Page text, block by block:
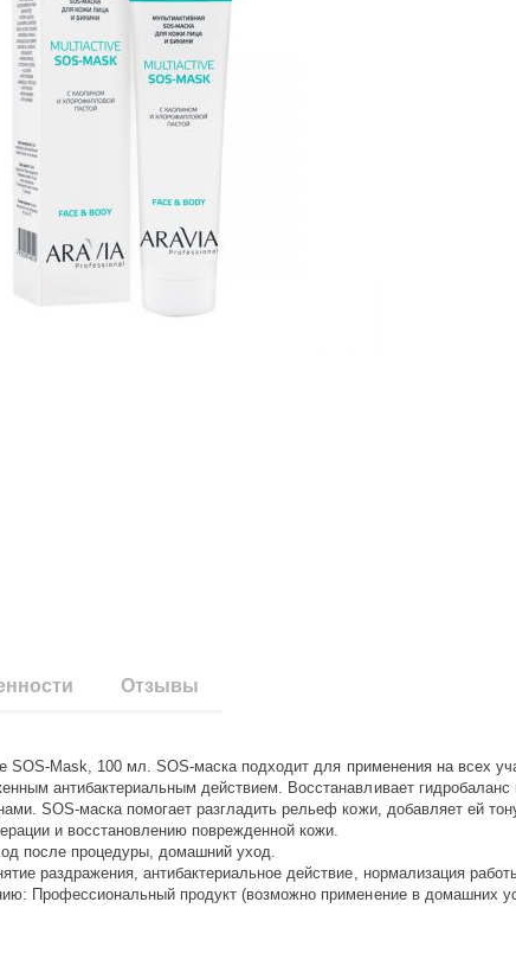
Отзывы
SOS-Mask, 100 мл. SOS-маска подходит для применения на всех
антибактериальным действием. Восстанавливает
SOS-маска помогает разгладить рельеф кожи, добавляет ей
и восстановлению поврежденной кожи.
после процедуры, домашний уход.
раздражения, антибактериальное действие, нормализация
Профессиональный продукт (возможно применение в домашних